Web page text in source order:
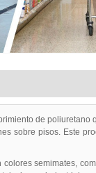
de poliuretano
sobre pisos. Este
colores semimates,